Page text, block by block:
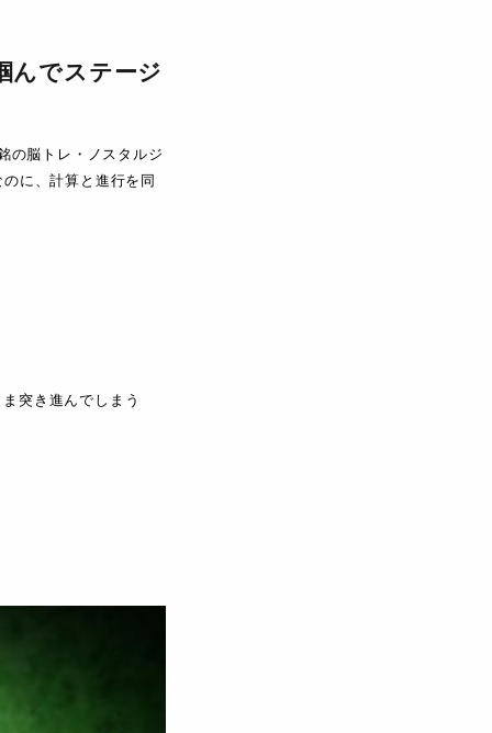
んでステージ
の脳トレ・ノスタルジ
に、計算と進行を同
突き進んでしまう